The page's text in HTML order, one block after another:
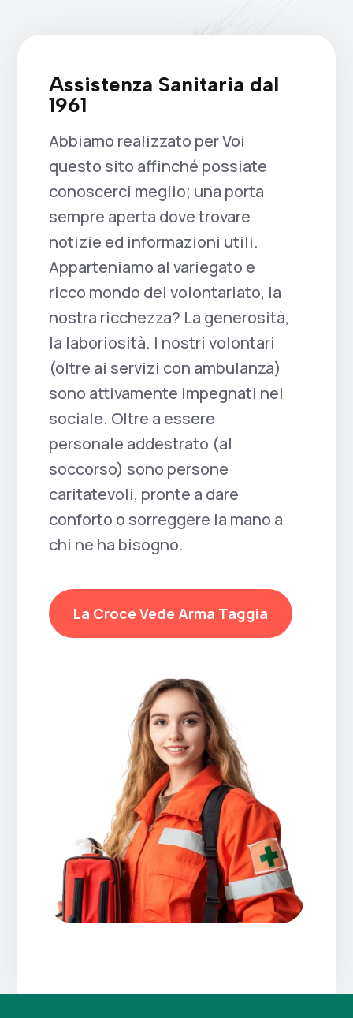
Assistenza Sanitaria dal
1961
Abbiamo realizzato per Voi
questo sito affinché possiate
conoscerci meglio; una porta
sempre aperta dove trovare
notizie ed informazioni utili.
Apparteniamo al variegato e
ricco mondo del volontariato, la
nostra ricchezza? La generosità,
la laboriosità. I nostri volontari
(oltre ai servizi con ambulanza)
sono attivamente impegnati nel
sociale. Oltre a essere
personale addestrato (al
soccorso) sono persone
caritatevoli, pronte a dare
conforto o sorreggere la mano a
chi ne ha bisogno.
La Croce Vede Arma Taggia